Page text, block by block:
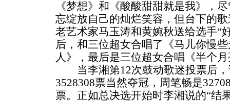
《梦想》和《酸酸甜甜就是我》，
忘绽放自己的灿烂笑容，但台下的
老艺术家马玉涛和黄婉秋送给选手“
后，和三位超女合唱了《马儿你慢
人》，最后是三位超女合唱《半个
当李湘第12次鼓动歌迷投票后，
3528308票当然夺冠，周笔畅是
票。正如总决选开始时李湘说的“结